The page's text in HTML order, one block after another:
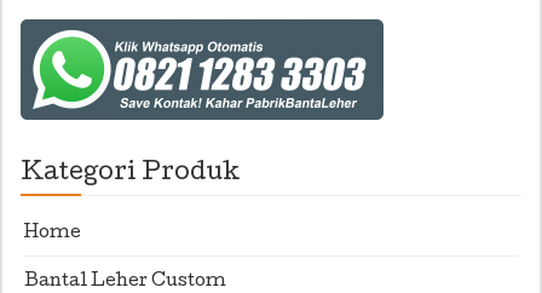
Kategori Produk
Home
Bantal Leher Custom